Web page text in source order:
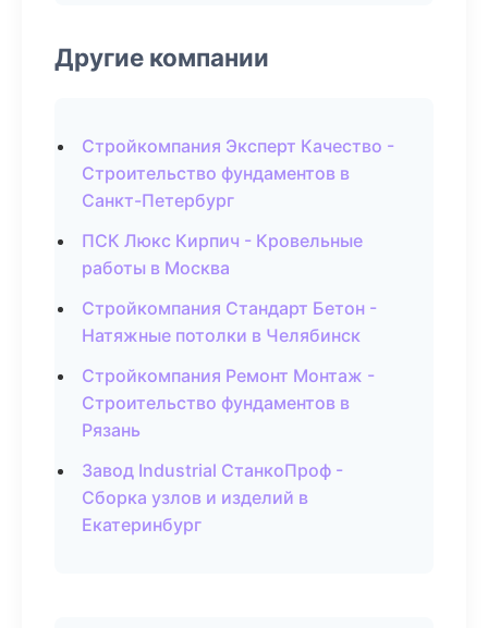
Другие компании
Стройкомпания Эксперт Качество -
Строительство фундаментов в
Санкт-Петербург
ПСК Люкс Кирпич - Кровельные
работы в Москва
Стройкомпания Стандарт Бетон -
Натяжные потолки в Челябинск
Стройкомпания Ремонт Монтаж -
Строительство фундаментов в
Рязань
Завод Industrial СтанкоПроф -
Сборка узлов и изделий в
Екатеринбург